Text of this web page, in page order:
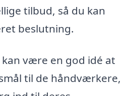
tilbud, så du kan
beslutning.
være en god idé at
til de håndværkere,